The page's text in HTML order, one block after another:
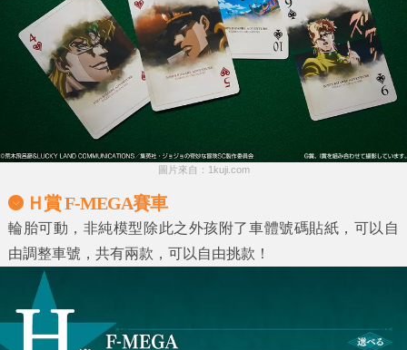
圖片來自：1kuji.com
Ｈ賞 F-MEGA賽車
輪胎可動，非純模型除此之外孩附了車體號碼貼紙，可以自
由調整車號，共有兩款，可以自由挑款！